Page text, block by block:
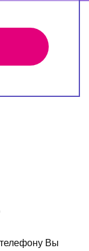
телефону Вы